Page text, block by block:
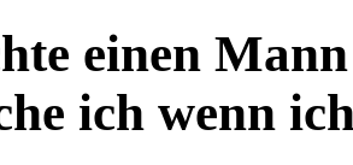
einen
ich wenn